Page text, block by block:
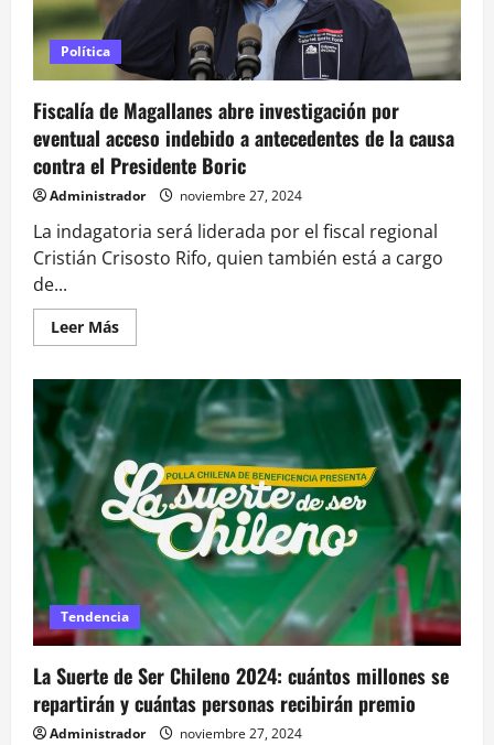
Manuel
Monsalve
Política
Fiscalía de Magallanes abre investigación por
eventual acceso indebido a antecedentes de la causa
contra el Presidente Boric
Administrador noviembre 27, 2024
La indagatoria será liderada por el fiscal regional
Cristián Crisosto Rifo, quien también está a cargo
de...
Leer MásLeer
más
Fiscalía
de
Magallanes
abre
investigación
por
eventual
acceso
indebido
a
antecedentes
causa
contra
el
Presidente
Boric
Tendencia
La Suerte de Ser Chileno 2024: cuántos millones se
repartirán y cuántas personas recibirán premio
Administrador noviembre 27, 2024